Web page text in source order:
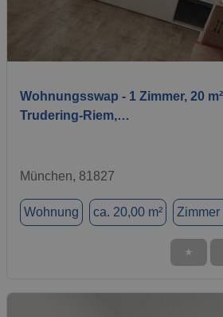
Wohnungsswap - 1 Zimmer, 20
Trudering-Riem,…
München, 81827
Wohnung ca. 20,00 m² Zimmer
★